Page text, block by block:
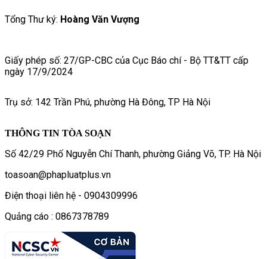
Tổng Thư ký: Hoàng Văn Vượng
Giấy phép số: 27/GP-CBC của Cục Báo chí - Bộ TT&TT cấp
ngày 17/9/2024
Trụ sở: 142 Trần Phú, phường Hà Đông, TP Hà Nội
THÔNG TIN TÒA SOẠN
Số 42/29 Phố Nguyễn Chí Thanh, phường Giảng Võ, TP. Hà Nội
toasoan@phapluatplus.vn
Điện thoại liên hệ - 0904309996
Quảng cáo : 0867378789